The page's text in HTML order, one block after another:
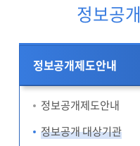
정보공개
정보공개제도안내
정보공개제도안내
정보공개 대상기관